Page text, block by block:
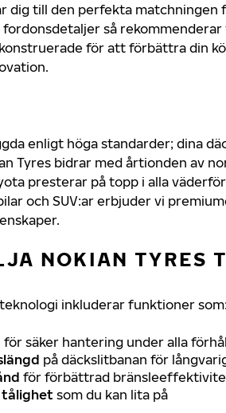
dig till den perfekta matchningen
fordonsdetaljer så
för att förbättra din
enligt höga standarder; dina
Tyres bidrar med årtionden av
presterar på topp i alla
och SUV:ar erbjuder vi
NOKIAN TYRES
inkluderar funktioner
för säker hantering under alla
på däckslitbanan för
för förbättrad
som du kan lita på